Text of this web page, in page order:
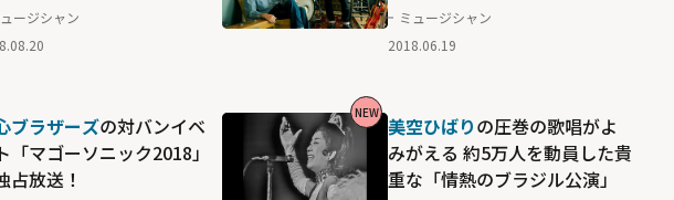
ージシャン
ミュージシャン
2018.06.19
ブラザーズの対バンイベ
「マゴーソニック2018」
占放送！
美空ひばりの圧巻の歌唱がよ
みがえる 約5万人を動員した貴
重な「情熱のブラジル公演」
NEW